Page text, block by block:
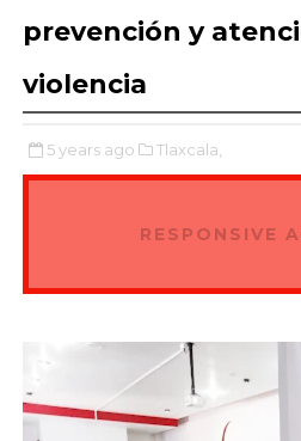
prevención y
violencia
5 years ago Tlaxcala,
RESPONSIVE